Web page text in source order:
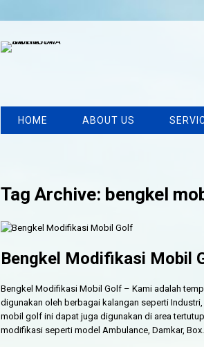
HOME ABOUT US
Tag Archive: bengkel
Bengkel Modifikasi Mobil
Bengkel Modifikasi Mobil Golf – Kami adalah
digunakan oleh berbagai kalangan seperti
mobil golf ini dapat juga digunakan di area
modifikasi seperti model Ambulance, Damkar,